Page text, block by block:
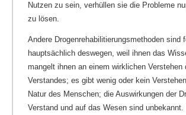
Nutzen zu sein, verhüllen sie die Probleme
zu lösen.
Andere Drogenrehabilitierungsmethoden sind
hauptsächlich deswegen, weil ihnen das
mangelt ihnen an einem wirklichen Verstehen
Verstandes; es gibt wenig oder kein
Natur des Menschen; die Auswirkungen der
Verstand und auf das Wesen sind